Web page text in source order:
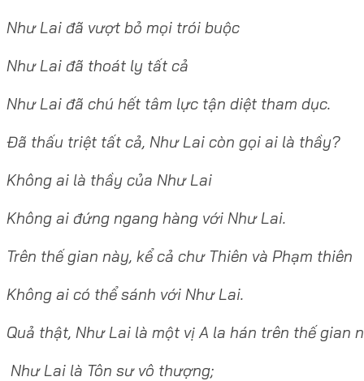
Như Lai đã vượt bỏ mọi trói buộc
Như Lai đã thoát ly tất cả
Như Lai đã chú hết tâm lực tận diệt tham dục.
Đã thấu triệt tất cả, Như Lai còn gọi ai là thầy?
Không ai là thầy của Như Lai
Không ai đứng ngang hàng với Như Lai.
Trên thế gian này, kể cả chư Thiên và Phạm thiên
Không ai có thể sánh với Như Lai.
Quả thật, Như Lai là một vị A la hán trên thế gian
Như Lai là Tôn sư vô thượng;